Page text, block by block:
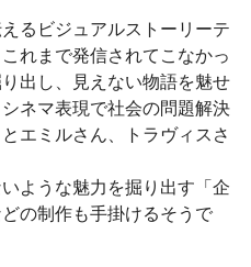
るビジュアルストーリーテ
れまで発信されてこなかっ
出し、見えない物語を魅せ
ネマ表現で社会の問題解決
エミルさん、トラヴィスさ
ような魅力を掘り出す「企
の制作も手掛けるそうで